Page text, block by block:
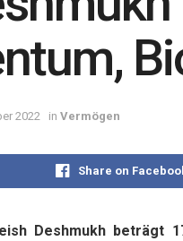
2022 in Vermögen
Share on
Deshmukh beträgt